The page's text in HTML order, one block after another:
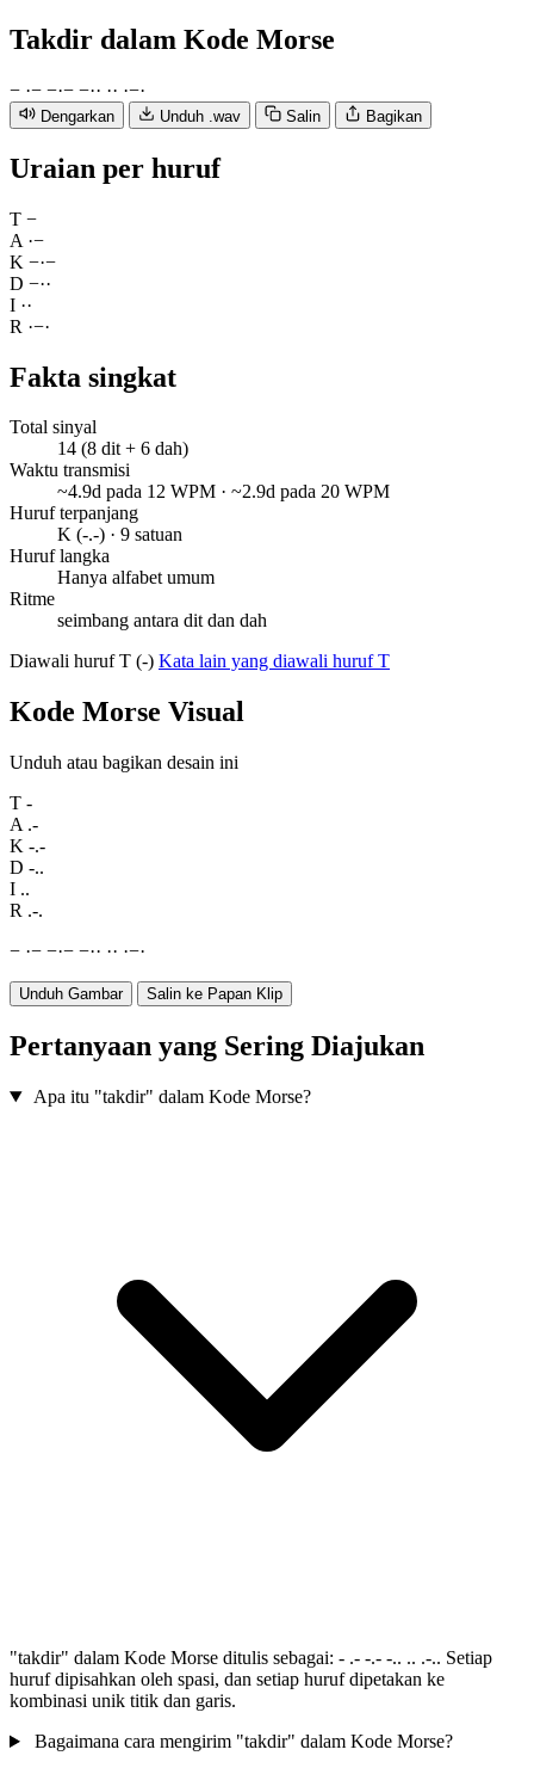
Takdir dalam Kode Morse
− ·− −·− −·· ·· ·−·
Dengarkan Unduh .wav Salin Bagikan
Uraian per huruf
T −
A ·−
K −·−
D −··
I ··
R ·−·
Fakta singkat
Total sinyal
14 (8 dit + 6 dah)
Waktu transmisi
~4.9d pada 12 WPM · ~2.9d pada 20 WPM
Huruf terpanjang
K (-.-) · 9 satuan
Huruf langka
Hanya alfabet umum
Ritme
seimbang antara dit dan dah
Diawali huruf T (-) Kata lain yang diawali huruf T
Kode Morse Visual
Unduh atau bagikan desain ini
T -
A .-
K -.-
D -..
I ..
R .-.
− ·− −·− −·· ·· ·−·
Unduh Gambar Salin ke Papan Klip
Pertanyaan yang Sering Diajukan
Apa itu "takdir" dalam Kode Morse?
"takdir" dalam Kode Morse ditulis sebagai: - .- -.- -.. .. .-.. Setiap
huruf dipisahkan oleh spasi, dan setiap huruf dipetakan ke
kombinasi unik titik dan garis.
Bagaimana cara mengirim "takdir" dalam Kode Morse?